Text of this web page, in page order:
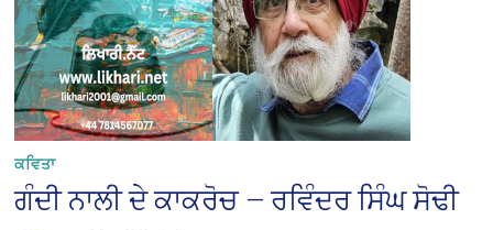
ਕਵਿਤਾ
ਗੰਦੀ ਨਾਲੀ ਦੇ ਕਾਕਰੋਚ — ਰਵਿੰਦਰ ਸਿੰਘ ਸੋਢੀ